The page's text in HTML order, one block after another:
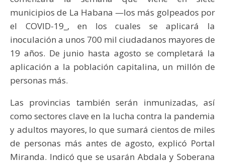
municipios de La Habana —los más golpeados por
el COVID-19_, en los cuales se aplicará la
inoculación a unos 700 mil ciudadanos mayores de
19 años. De junio hasta agosto se completará la
aplicación a la población capitalina, un millón de
personas más.
Las provincias también serán inmunizadas, así
como sectores clave en la lucha contra la pandemia
y adultos mayores, lo que sumará cientos de miles
de personas más antes de agosto, explicó Portal
Miranda. Indicó que se usarán Abdala y Soberana